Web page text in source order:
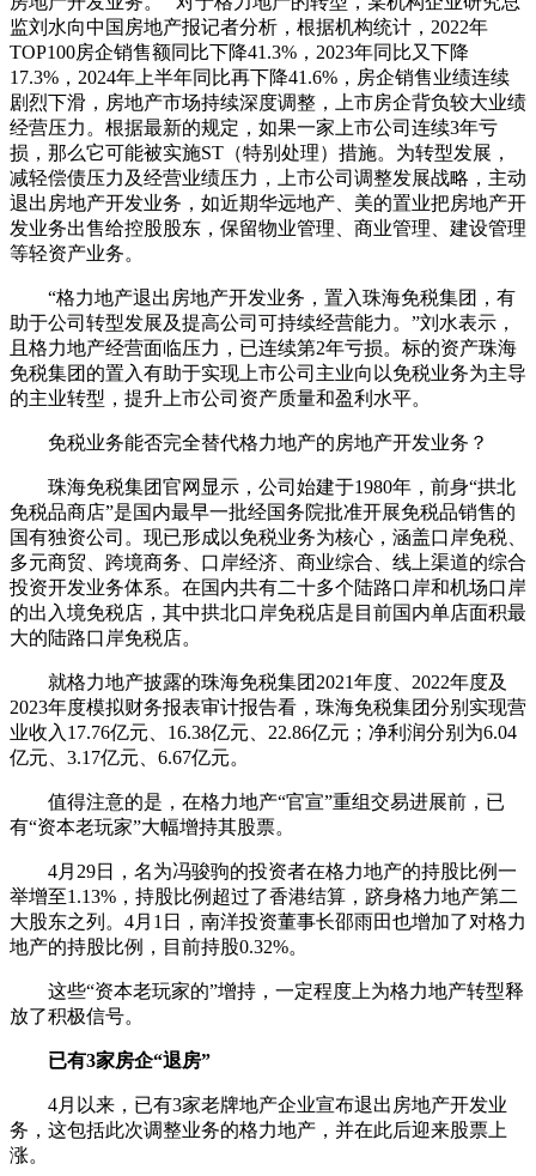
监刘水向中国房地产报记者分析，根据机构统计，2022年
TOP100房企销售额同比下降41.3%，2023年同比又下降
17.3%，2024年上半年同比再下降41.6%，房企销售业绩连续
剧烈下滑，房地产市场持续深度调整，上市房企背负较大业绩
经营压力。根据最新的规定，‌如果一家上市公司连续3年亏
损，‌那么它可能被实施ST（‌特别处理）‌措施。为转型发展，
减轻偿债压力及经营业绩压力，‌上市公司调整发展战略，主动
退出房地产开发业务，如近期华远地产、美的置业把房地产开
发业务出售给控股股东，保留物业管理、商业管理、建设管理
等轻资产业务。
“格力地产退出房地产开发业务，置入珠海免税集团，有
助于公司转型发展及提高公司可持续经营能力。”刘水表示，
且格力地产经营面临压力，已连续第2年亏损。标的资产珠海
免税集团的置入有助于实现上市公司主业向以免税业务为主导
的主业转型，提升上市公司资产质量和盈利水平。
免税业务能否完全替代格力地产的房地产开发业务？
珠海免税集团官网显示，公司始建于1980年，前身“拱北
免税品商店”是国内最早一批经国务院批准开展免税品销售的
国有独资公司。现已形成以免税业务为核心，涵盖口岸免税、
多元商贸、跨境商务、口岸经济、商业综合、线上渠道的综合
投资开发业务体系。在国内共有二十多个陆路口岸和机场口岸
的出入境免税店，其中拱北口岸免税店是目前国内单店面积最
大的陆路口岸免税店。
就格力地产披露的珠海免税集团2021年度、2022年度及
2023年度模拟财务报表审计报告看，珠海免税集团分别实现营
业收入17.76亿元、16.38亿元、22.86亿元；净利润分别为6.04
亿元、3.17亿元、6.67亿元。
值得注意的是，在格力地产“官宣”重组交易进展前，已
有“资本老玩家”大幅增持其股票。
4月29日，名为冯骏驹的投资者在格力地产的持股比例一
举增至1.13%，持股比例超过了香港结算，跻身格力地产第二
大股东之列。4月1日，南洋投资董事长邵雨田也增加了对格力
地产的持股比例，目前持股0.32%。
这些“资本老玩家的”增持，一定程度上为格力地产转型释
放了积极信号。
已有3家房企“退房”
4月以来，已有3家老牌地产企业宣布退出房地产开发业
务，这包括此次调整业务的格力地产，并在此后迎来股票上
涨。